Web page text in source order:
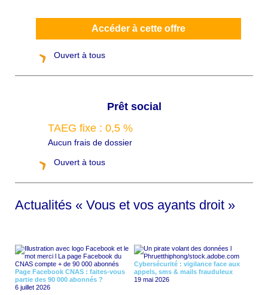
Accéder à cette offre
Ouvert à tous
Prêt social
TAEG fixe : 0,5 %
Aucun frais de dossier
Ouvert à tous
Actualités « Vous et vos ayants droit »
Page Facebook CNAS : faites-vous
partie des 90 000 abonnés ?
6 juillet 2026
Cybersécurité : vigilance face aux
appels, sms & mails frauduleux
19 mai 2026